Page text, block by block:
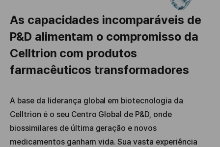
As capacidades incomparáveis de
P&D alimentam o compromisso da
Celltrion com produtos
farmacêuticos transformadores
A base da liderança global em biotecnologia da
Celltrion é o seu Centro Global de P&D, onde
biossimilares de última geração e novos
medicamentos ganham vida. Sua vasta experiência